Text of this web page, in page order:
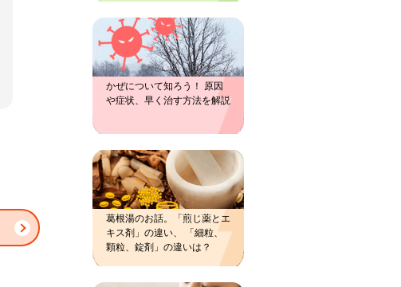
かぜについて知ろう！ 原因
や症状、早く治す方法を解説
葛根湯のお話。「煎じ薬とエ
キス剤」の違い、 「細粒、
顆粒、錠剤」の違いは？